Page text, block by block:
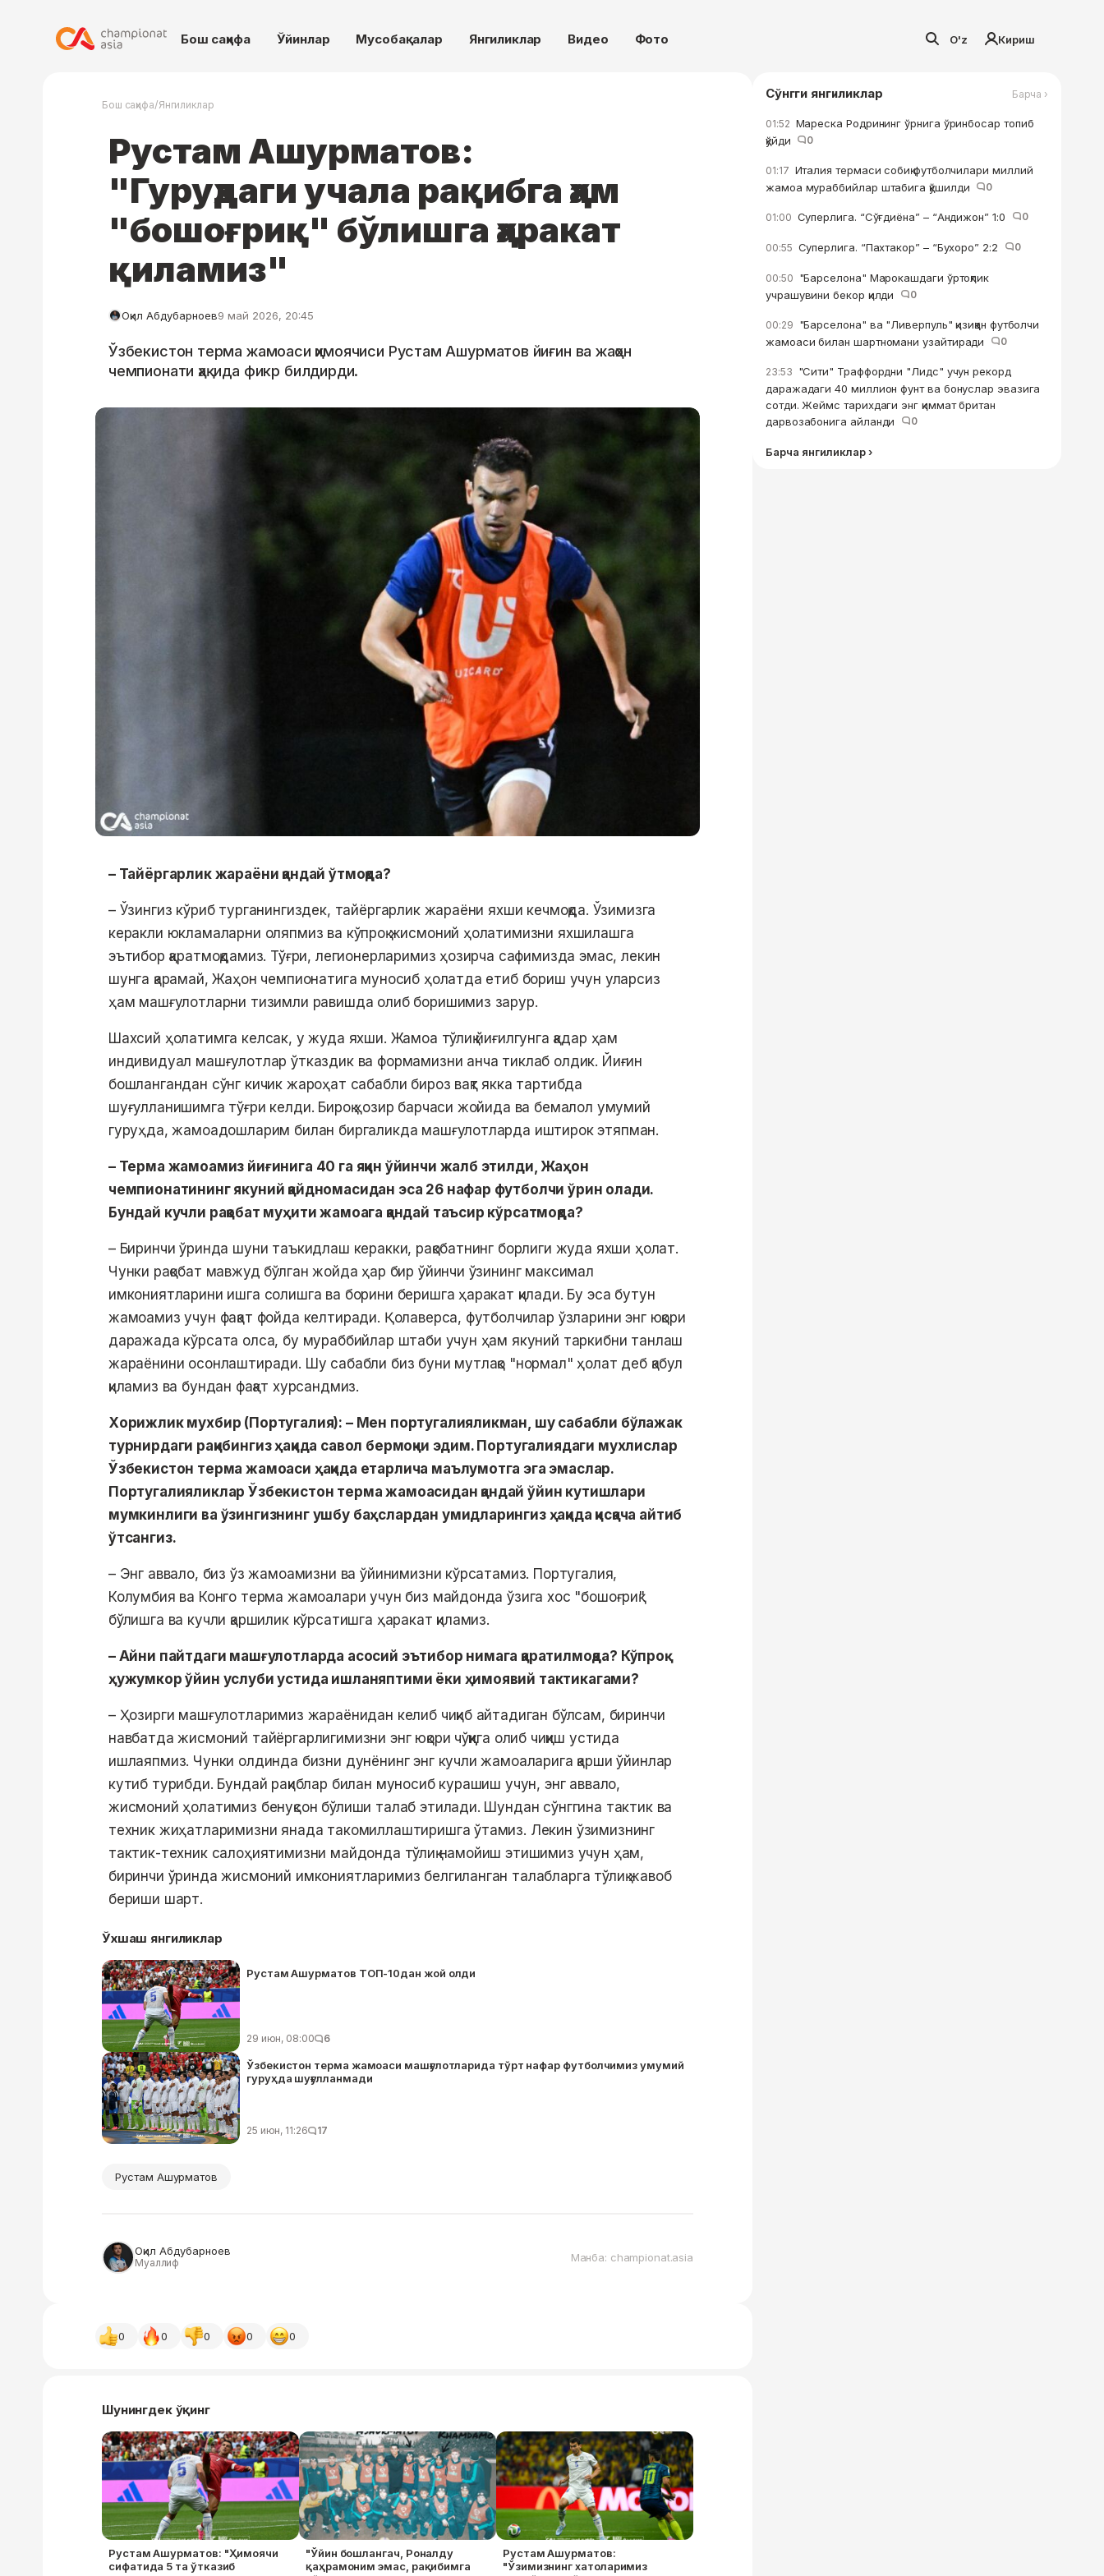
Бош саҳифа Ўйинлар Мусобақалар Янгиликлар Видео Фото O'z Кириш
Бош саҳифа/Янгиликлар
Рустам Ашурматов:
"Гуруҳдаги учала рақибга ҳам
"бошоғриқ" бўлишга ҳаракат
қиламиз"
Оқил Абдубарноев9 май 2026, 20:45
Ўзбекистон терма жамоаси ҳимоячиси Рустам Ашурматов йиғин ва жаҳон
чемпионати ҳақида фикр билдирди.
– Тайёргарлик жараёни қандай ўтмоқда?
– Ўзингиз кўриб турганингиздек, тайёргарлик жараёни яхши кечмоқда. Ўзимизга
керакли юкламаларни оляпмиз ва кўпроқ жисмоний ҳолатимизни яхшилашга
эътибор қаратмоқдамиз. Тўғри, легионерларимиз ҳозирча сафимизда эмас, лекин
шунга қарамай, Жаҳон чемпионатига муносиб ҳолатда етиб бориш учун уларсиз
ҳам машғулотларни тизимли равишда олиб боришимиз зарур.
Шахсий ҳолатимга келсак, у жуда яхши. Жамоа тўлиқ йиғилгунга қадар ҳам
индивидуал машғулотлар ўтказдик ва формамизни анча тиклаб олдик. Йиғин
бошлангандан сўнг кичик жароҳат сабабли бироз вақт якка тартибда
шуғулланишимга тўғри келди. Бироқ ҳозир барчаси жойида ва бемалол умумий
гуруҳда, жамоадошларим билан биргаликда машғулотларда иштирок этяпман.
– Терма жамоамиз йиғинига 40 га яқин ўйинчи жалб этилди, Жаҳон
чемпионатининг якуний қайдномасидан эса 26 нафар футболчи ўрин олади.
Бундай кучли рақобат муҳити жамоага қандай таъсир кўрсатмоқда?
– Биринчи ўринда шуни таъкидлаш керакки, рақобатнинг борлиги жуда яхши ҳолат.
Чунки рақобат мавжуд бўлган жойда ҳар бир ўйинчи ўзининг максимал
имкониятларини ишга солишга ва борини беришга ҳаракат қилади. Бу эса бутун
жамоамиз учун фақат фойда келтиради. Қолаверса, футболчилар ўзларини энг юқори
даражада кўрсата олса, бу мураббийлар штаби учун ҳам якуний таркибни танлаш
жараёнини осонлаштиради. Шу сабабли биз буни мутлақо "нормал" ҳолат деб қабул
қиламиз ва бундан фақат хурсандмиз.
Хорижлик мухбир (Португалия): – Мен португалияликман, шу сабабли бўлажак
турнирдаги рақибингиз ҳақида савол бермоқчи эдим. Португалиядаги мухлислар
Ўзбекистон терма жамоаси ҳақида етарлича маълумотга эга эмаслар.
Португалияликлар Ўзбекистон терма жамоасидан қандай ўйин кутишлари
мумкинлиги ва ўзингизнинг ушбу баҳслардан умидларингиз ҳақида қисқача айтиб
ўтсангиз.
– Энг аввало, биз ўз жамоамизни ва ўйинимизни кўрсатамиз. Португалия,
Колумбия ва Конго терма жамоалари учун биз майдонда ўзига хос "бошоғриқ"
бўлишга ва кучли қаршилик кўрсатишга ҳаракат қиламиз.
– Айни пайтдаги машғулотларда асосий эътибор нимага қаратилмоқда? Кўпроқ
ҳужумкор ўйин услуби устида ишланяптими ёки ҳимоявий тактикагами?
– Ҳозирги машғулотларимиз жараёнидан келиб чиқиб айтадиган бўлсам, биринчи
навбатда жисмоний тайёргарлигимизни энг юқори чўққига олиб чиқиш устида
ишлаяпмиз. Чунки олдинда бизни дунёнинг энг кучли жамоаларига қарши ўйинлар
кутиб турибди. Бундай рақиблар билан муносиб курашиш учун, энг аввало,
жисмоний ҳолатимиз бенуқсон бўлиши талаб этилади. Шундан сўнггина тактик ва
техник жиҳатларимизни янада такомиллаштиришга ўтамиз. Лекин ўзимизнинг
тактик-техник салоҳиятимизни майдонда тўлиқ намойиш этишимиз учун ҳам,
биринчи ўринда жисмоний имкониятларимиз белгиланган талабларга тўлиқ жавоб
бериши шарт.
Ўхшаш янгиликлар
Рустам Ашурматов ТОП-10дан жой oлди
29 июн, 08:00 6
Ўзбекистон терма жамоаси машғулотларида тўрт нафар футболчимиз умумий
гуруҳда шуғулланмади
25 июн, 11:26 17
Рустам Ашурматов
Оқил Абдубарноев
Муаллиф Манба: championat.asia
0 0 0 0 0
Шунингдек ўқинг
Рустам Ашурматов: "Ҳимоячи
сифатида 5 та ўтказиб
"Ўйин бошлангач, Роналду
қаҳрамоним эмас, рақибимга
Рустам Ашурматов:
"Ўзимизнинг хатоларимиз
Сўнгги янгиликлар Барча ›
01:52 Мареска Родрининг ўрнига ўринбосар топиб
қўйди
0
01:17 Италия термаси собиқ футболчилари миллий
жамоа мураббийлар штабига қўшилди
0
01:00 Суперлига. “Сўғдиёна” – “Андижон” 1:0 0
00:55 Суперлига. “Пахтакор” – “Бухоро” 2:2 0
00:50 "Барселона" Марокашдаги ўртоқлик
учрашувини бекор қилди
0
00:29 "Барселона" ва "Ливерпуль" қизиққан футболчи
жамоаси билан шартномани узайтиради
0
23:53 "Сити" Траффордни "Лидс" учун рекорд
даражадаги 40 миллион фунт ва бонуслар эвазига
сотди. Жеймс тарихдаги энг қиммат британ
дарвозабонига айланди
0
Барча янгиликлар ›